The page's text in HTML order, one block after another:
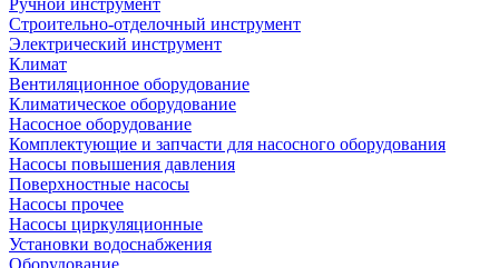
Ручной инструмент
Строительно-отделочный инструмент
Электрический инструмент
Климат
Вентиляционное оборудование
Климатическое оборудование
Насосное оборудование
Комплектующие и запчасти для насосного оборудования
Насосы повышения давления
Поверхностные насосы
Насосы прочее
Насосы циркуляционные
Установки водоснабжения
Оборудование